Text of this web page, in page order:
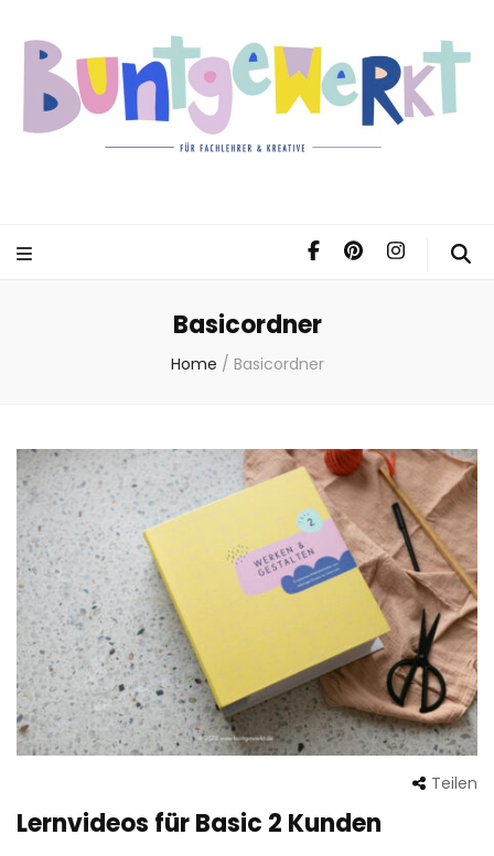
Basicordner
Home / Basicordner
Teilen
Lernvideos für Basic 2 Kunden